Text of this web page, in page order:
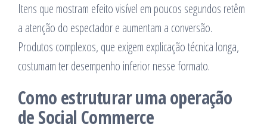
Itens que mostram efeito visível em poucos segundos retêm
a atenção do espectador e aumentam a conversão.
Produtos complexos, que exigem explicação técnica longa,
costumam ter desempenho inferior nesse formato.
Como estruturar uma operação
de Social Commerce